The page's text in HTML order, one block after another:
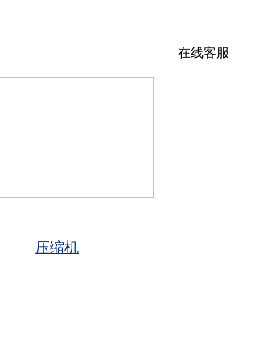
压缩机
在线客服